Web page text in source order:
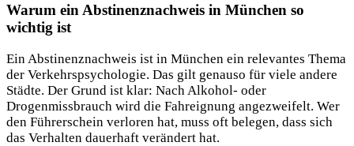
Warum ein Abstinenznachweis in München so
wichtig ist
Ein Abstinenznachweis ist in München ein relevantes Thema
der Verkehrspsychologie. Das gilt genauso für viele andere
Städte. Der Grund ist klar: Nach Alkohol- oder
Drogenmissbrauch wird die Fahreignung angezweifelt. Wer
den Führerschein verloren hat, muss oft belegen, dass sich
das Verhalten dauerhaft verändert hat.